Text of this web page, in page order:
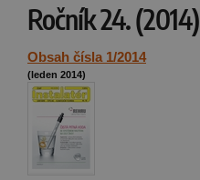
Ročník 24. (2014)
Obsah čísla 1/2014
(leden 2014)